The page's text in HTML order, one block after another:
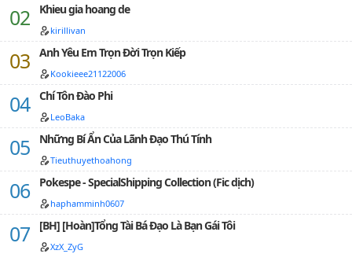
nay, nữ xứng muốn xoay người, pháo hôi muốn
thân là nữ chủ, ngươi chính là các nàng lớn nhất chặn
đường thạch."Cố Thịnh Nhân trong ánh mắt lập loè
hàn mang, cười phong hoa tuyệt đại: "Vậy để cho ta tới
nhìn xem: Ai, mới là hẳn là bị đá rớt chướng ngại vật, ai,
ngươi tưởng hảo, muốn chết như thế nào sao?Bổn
nhớ cmt và vote nhe~ )))___…
Khieu gia hoang de
kirillivan
Anh Yêu Em Trọn Đời Trọn Kiếp
Kookieee21122006
Chí Tôn Đào Phi
LeoBaka
Những Bí Ẩn Của Lãnh Đạo Thú Tính
Tieuthuyethoahong
Pokespe - SpecialShipping Collection (Fic dịch)
haphamminh0607
[BH] [Hoàn]Tổng Tài Bá Đạo Là Bạn Gái Tôi
XzX_ZyG